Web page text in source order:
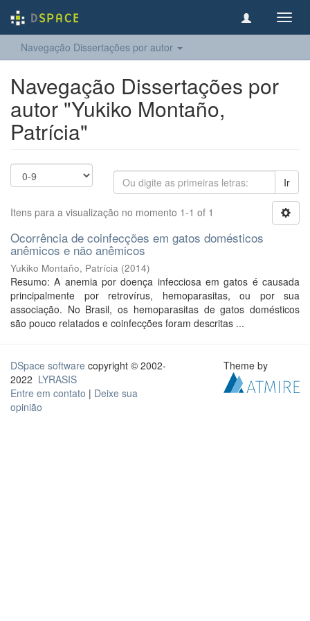
Navegação Dissertações por autor
Navegação Dissertações por
autor "Yukiko Montaño,
Patrícia"
Ir
Itens para a visualização no momento 1-1 of 1
Ocorrência de coinfecções em gatos domésticos
anêmicos e não anêmicos
Yukiko Montaño, Patrícia (2014)
Resumo: A anemia por doença infecciosa em gatos é causada
principalmente por retrovírus, hemoparasitas, ou por sua
associação. No Brasil, os hemoparasitas de gatos domésticos
são pouco relatados e coinfecções foram descritas ...
DSpace software copyright © 2002-
2022 LYRASIS
Entre em contato | Deixe sua
opinião
Theme by